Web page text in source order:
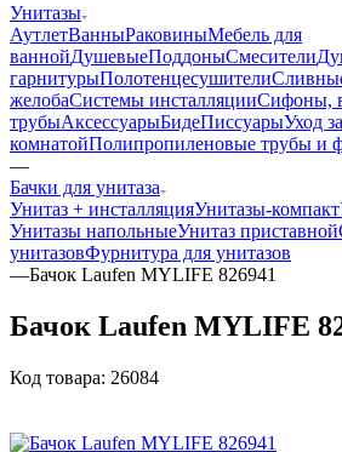
Унитазы
АутлетВанныРаковиныМебель для
ваннойДушевыеПоддоныСмесители
гарнитурыПолотенцесушители
желобаСистемы инсталляцииСифоны,
трубыАксессуарыБидеПиссуарыУход
комнатойПолипропиленовые трубы и
—
Бачки для унитаза
Унитаз + инсталляцияУнитазы-компакт
Унитазы напольныеУнитаз приставной
унитазовФурнитура для унитазов
—Бачок Laufen MYLIFE 826941
Бачок Laufen MYLIFE
Код товара: 26084